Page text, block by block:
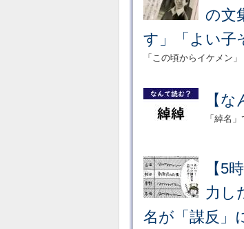
の文
す」「よい子
「この頃からイケメン
【
「綽名
【5
力し
名が「謀反」